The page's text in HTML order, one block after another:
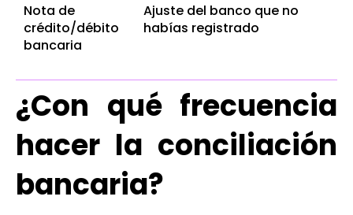
Nota de
crédito/débito
bancaria
Ajuste del banco que no
habías registrado
¿Con qué frecuencia
hacer la conciliación
bancaria?